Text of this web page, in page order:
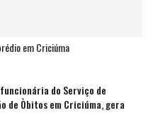
em Criciúma
do Serviço de
de Òbitos em Criciúma, gera